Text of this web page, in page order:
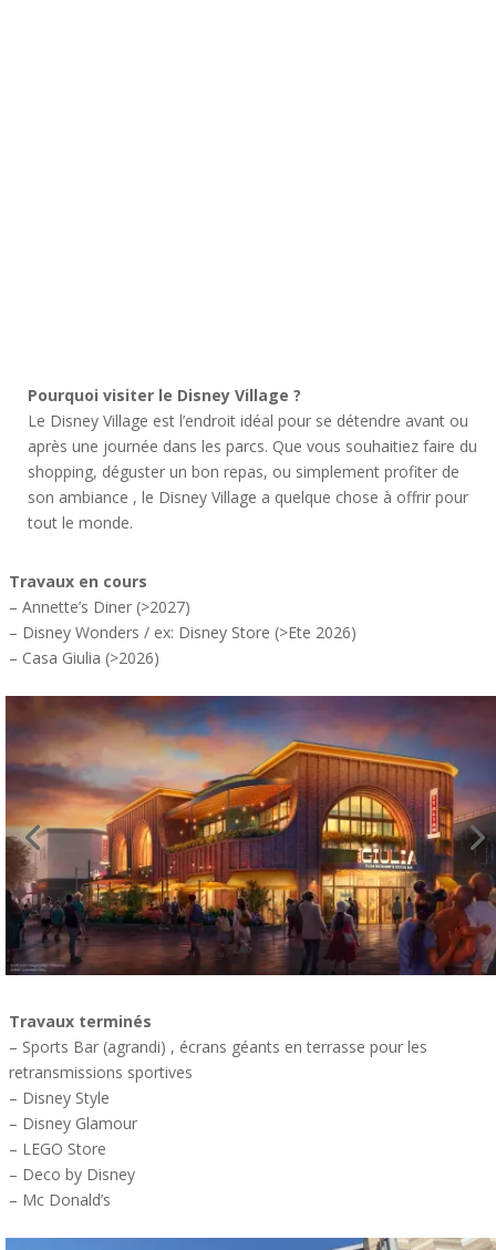
Pourquoi visiter le Disney Village ?
Le Disney Village est l’endroit idéal pour se détendre avant ou
après une journée dans les parcs. Que vous souhaitiez faire du
shopping, déguster un bon repas, ou simplement profiter de
son ambiance , le Disney Village a quelque chose à offrir pour
tout le monde.
Travaux en cours
– Annette’s Diner (>2027)
– Disney Wonders / ex: Disney Store (>Ete 2026)
– Casa Giulia (>2026)
Travaux terminés
– Sports Bar (agrandi) , écrans géants en terrasse pour les
retransmissions sportives
– Disney Style
– Disney Glamour
– LEGO Store
– Deco by Disney
– Mc Donald’s